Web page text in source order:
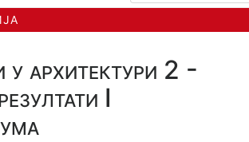
у архитектури 2 -
I